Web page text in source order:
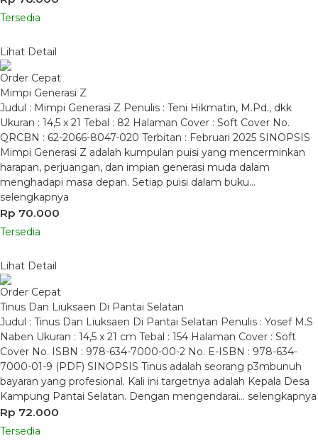
Tersedia
Lihat Detail
Order Cepat
Mimpi Generasi Z
Judul : Mimpi Generasi Z Penulis : Teni Hikmatin, M.Pd., dkk
Ukuran : 14,5 x 21 Tebal : 82 Halaman Cover : Soft Cover No.
QRCBN : 62-2066-8047-020 Terbitan : Februari 2025 SINOPSIS
Mimpi Generasi Z adalah kumpulan puisi yang mencerminkan
harapan, perjuangan, dan impian generasi muda dalam
menghadapi masa depan. Setiap puisi dalam buku…
selengkapnya
Rp 70.000
Tersedia
Lihat Detail
Order Cepat
Tinus Dan Liuksaen Di Pantai Selatan
Judul : Tinus Dan Liuksaen Di Pantai Selatan Penulis : Yosef M.S
Naben Ukuran : 14,5 x 21 cm Tebal : 154 Halaman Cover : Soft
Cover No. ISBN : 978-634-7000-00-2 No. E-ISBN : 978-634-
7000-01-9 (PDF) SINOPSIS Tinus adalah seorang p3mbunuh
bayaran yang profesional. Kali ini targetnya adalah Kepala Desa
Kampung Pantai Selatan. Dengan mengendarai… selengkapnya
Rp 72.000
Tersedia